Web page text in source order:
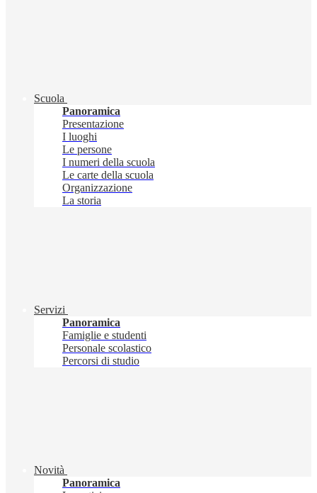
Scuola
Panoramica
Presentazione
I luoghi
Le persone
I numeri della scuola
Le carte della scuola
Organizzazione
La storia
Servizi
Panoramica
Famiglie e studenti
Personale scolastico
Percorsi di studio
Novità
Panoramica